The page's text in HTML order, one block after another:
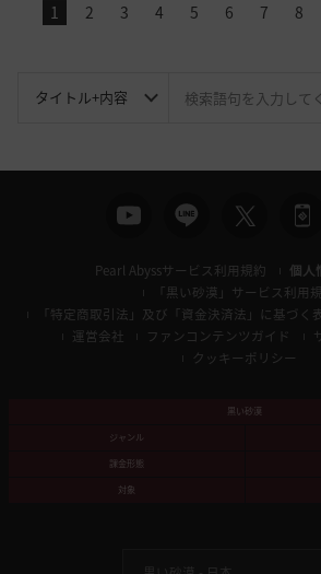
1 2 3 4 5 6 7 8
Pearl Abyssサービス利用規約
個人
「黒い砂漠」サービス利用
「特定商取引法」及び「資金決済法」に基づく
運営会社
ファンコンテンツガイド
クッキーポリシー
黒い砂漠
ジャンル
課金形態
対象